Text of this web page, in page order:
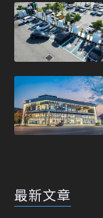
最新文章